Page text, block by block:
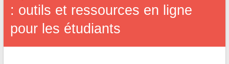
: outils et ressources en ligne
pour les étudiants